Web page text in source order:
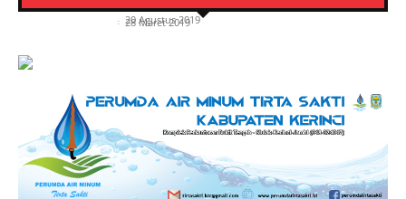
- 20 Agustus 2019
- 28 Maret 2019